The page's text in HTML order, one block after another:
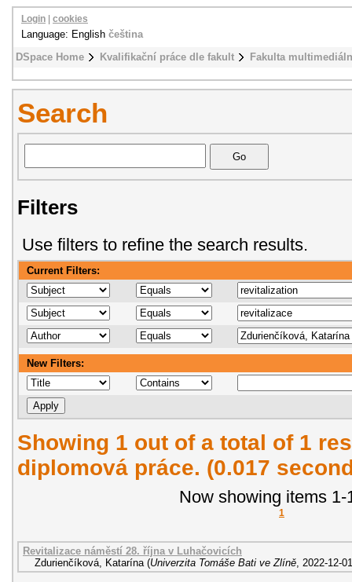
DSpace Home Kvalifikační práce dle fakult Fakulta
Login cookies
Language: English čeština
Search
Filters
Use filters to refine the search results.
Current Filters:
New Filters:
Showing 1 out of a total of 1
diplomová práce. (0.017
Now showing items 1-
1
Revitalizace náměstí 28. října v Luhačovicích
Zdurienčíková, Katarína (Univerzita Tomáše Bati ve Zlíně, 2022-12-01